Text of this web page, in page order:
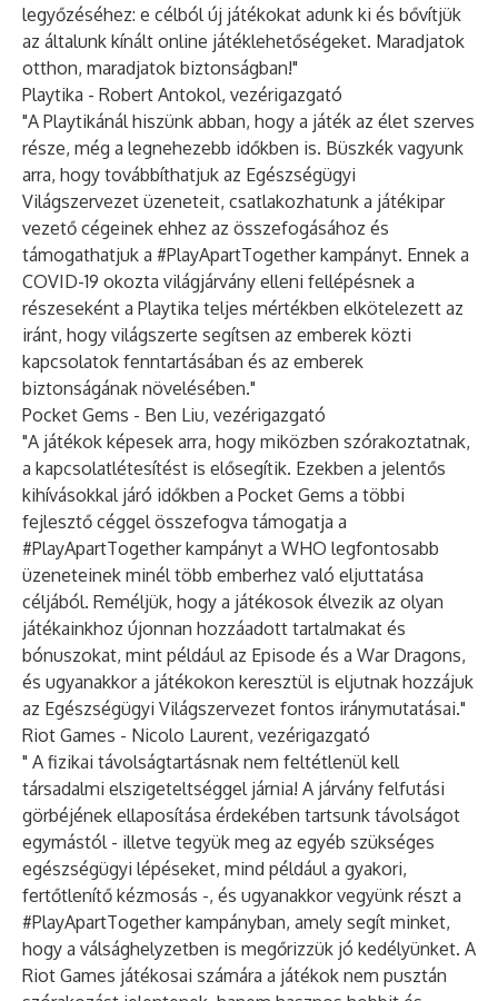
legyőzéséhez: e célból új játékokat adunk ki és bővítjük
az általunk kínált online játéklehetőségeket. Maradjatok
otthon, maradjatok biztonságban!"
Playtika - Robert Antokol, vezérigazgató
"A Playtikánál hiszünk abban, hogy a játék az élet szerves
része, még a legnehezebb időkben is. Büszkék vagyunk
arra, hogy továbbíthatjuk az Egészségügyi
Világszervezet üzeneteit, csatlakozhatunk a játékipar
vezető cégeinek ehhez az összefogásához és
támogathatjuk a #PlayApartTogether kampányt. Ennek a
COVID-19 okozta világjárvány elleni fellépésnek a
részeseként a Playtika teljes mértékben elkötelezett az
iránt, hogy világszerte segítsen az emberek közti
kapcsolatok fenntartásában és az emberek
biztonságának növelésében."
Pocket Gems - Ben Liu, vezérigazgató
"A játékok képesek arra, hogy miközben szórakoztatnak,
a kapcsolatlétesítést is elősegítik. Ezekben a jelentős
kihívásokkal járó időkben a Pocket Gems a többi
fejlesztő céggel összefogva támogatja a
#PlayApartTogether kampányt a WHO legfontosabb
üzeneteinek minél több emberhez való eljuttatása
céljából. Reméljük, hogy a játékosok élvezik az olyan
játékainkhoz újonnan hozzáadott tartalmakat és
bónuszokat, mint például az Episode és a War Dragons,
és ugyanakkor a játékokon keresztül is eljutnak hozzájuk
az Egészségügyi Világszervezet fontos iránymutatásai."
Riot Games - Nicolo Laurent, vezérigazgató
" A fizikai távolságtartásnak nem feltétlenül kell
társadalmi elszigeteltséggel járnia! A járvány felfutási
görbéjének ellaposítása érdekében tartsunk távolságot
egymástól - illetve tegyük meg az egyéb szükséges
egészségügyi lépéseket, mind például a gyakori,
fertőtlenítő kézmosás -, és ugyanakkor vegyünk részt a
#PlayApartTogether kampányban, amely segít minket,
hogy a válsághelyzetben is megőrizzük jó kedélyünket. A
Riot Games játékosai számára a játékok nem pusztán